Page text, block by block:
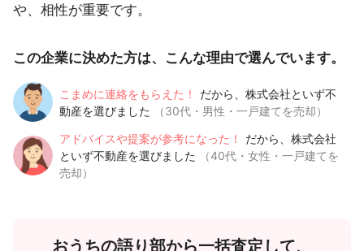
や、相性が重要です。
この企業に決めた方は、こんな理由で選んでいます。
こまめに連絡をもらえた！
だから、株式会社といず不
動産を選びました
（30代・男性・一戸建てを売却）
アドバイスや提案が参考になった！
だから、株式会社
といず不動産を選びました
（40代・女性・一戸建てを
売却）
おうちの語り部から一括査定して、